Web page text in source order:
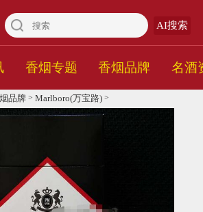
AI搜索
香烟专题 香烟品牌 名酒
品牌 > Marlboro(万宝路)>